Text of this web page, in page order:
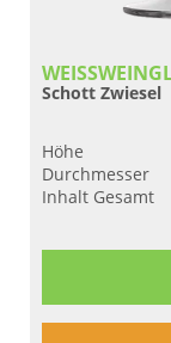
Schott Zwiesel
Höhe
Durchmesser
Inhalt Gesamt